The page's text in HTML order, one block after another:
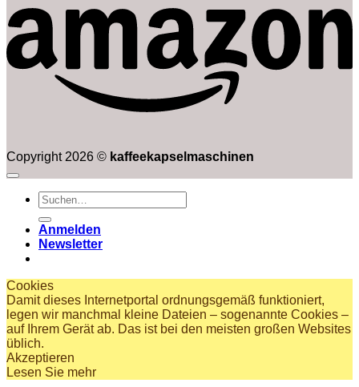
€37.90
Copyright 2026 © kaffeekapselmaschinen
Suchen
nach:
Anmelden
Newsletter
Cookies
Damit dieses Internetportal ordnungsgemäß funktioniert,
legen wir manchmal kleine Dateien – sogenannte Cookies –
auf Ihrem Gerät ab. Das ist bei den meisten großen Websites
üblich.
Akzeptieren
Lesen Sie mehr